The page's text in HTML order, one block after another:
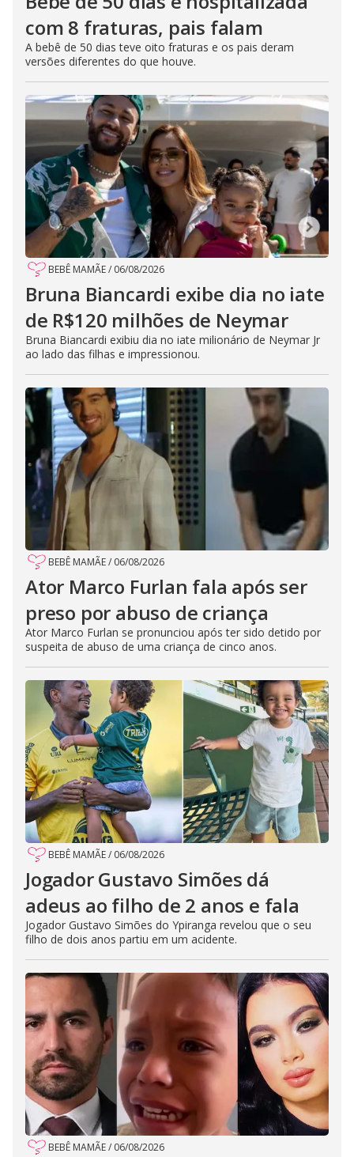
com 8 fraturas, pais falam
A bebê de 50 dias teve oito fraturas e os pais deram
versões diferentes do que houve.
BEBÊ MAMÃE/ 06/08/2026
Bruna Biancardi exibe dia no iate
de R$120 milhões de Neymar
Bruna Biancardi exibiu dia no iate milionário de Neymar Jr
ao lado das filhas e impressionou.
BEBÊ MAMÃE/ 06/08/2026
Ator Marco Furlan fala após ser
preso por abuso de criança
Ator Marco Furlan se pronunciou após ter sido detido por
suspeita de abuso de uma criança de cinco anos.
BEBÊ MAMÃE/ 06/08/2026
Jogador Gustavo Simões dá
adeus ao filho de 2 anos e fala
Jogador Gustavo Simões do Ypiranga revelou que o seu
filho de dois anos partiu em um acidente.
BEBÊ MAMÃE/ 06/08/2026